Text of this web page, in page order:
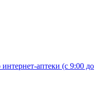
аптеки (с 9:00 до